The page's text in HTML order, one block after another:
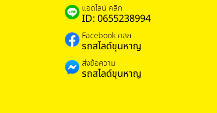
แอดไลน์ คลิก
ID: 0655238994
Facebook คลิก
รถสไลด์ขุนหาญ
ส่งข้อความ
รถสไลด์ขุนหาญ